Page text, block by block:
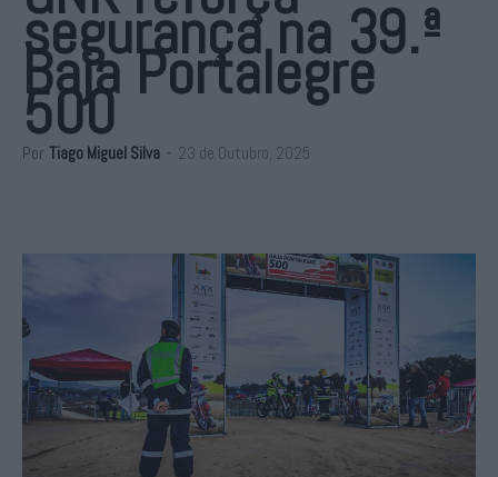
segurança na 39.ª
Baja Portalegre
500
Por Tiago Miguel Silva - 23 de Outubro, 2025